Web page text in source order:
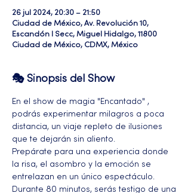
26 jul 2024, 20:30 – 21:50
Ciudad de México, Av. Revolución 10,
Escandón I Secc, Miguel Hidalgo, 11800
Ciudad de México, CDMX, México
🎭 Sinopsis del Show
En el show de magia "Encantado" ,
podrás experimentar milagros a poca
distancia, un viaje repleto de ilusiones
que te dejarán sin aliento.
Prepárate para una experiencia donde
la risa, el asombro y la emoción se
entrelazan en un único espectáculo.
Durante 80 minutos, serás testigo de una